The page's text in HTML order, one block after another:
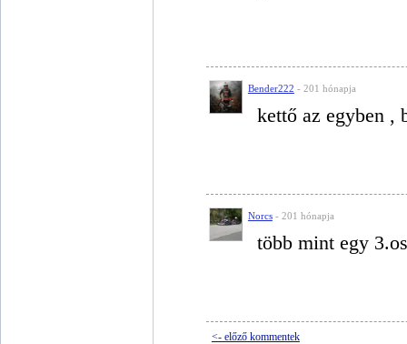
Bender222 - 201 hónapja
kettő az egyben ,
Norcs - 201 hónapja
több mint egy
<- előző kommentek